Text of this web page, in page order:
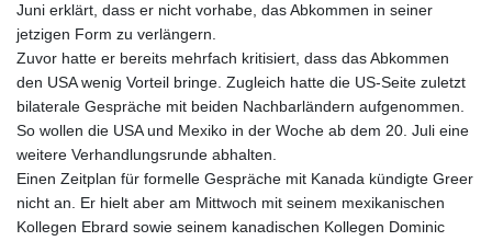
Juni erklärt, dass er nicht vorhabe, das Abkommen in seiner
jetzigen Form zu verlängern.
Zuvor hatte er bereits mehrfach kritisiert, dass das Abkommen
den USA wenig Vorteil bringe. Zugleich hatte die US-Seite zuletzt
bilaterale Gespräche mit beiden Nachbarländern aufgenommen.
So wollen die USA und Mexiko in der Woche ab dem 20. Juli eine
weitere Verhandlungsrunde abhalten.
Einen Zeitplan für formelle Gespräche mit Kanada kündigte Greer
nicht an. Er hielt aber am Mittwoch mit seinem mexikanischen
Kollegen Ebrard sowie seinem kanadischen Kollegen Dominic